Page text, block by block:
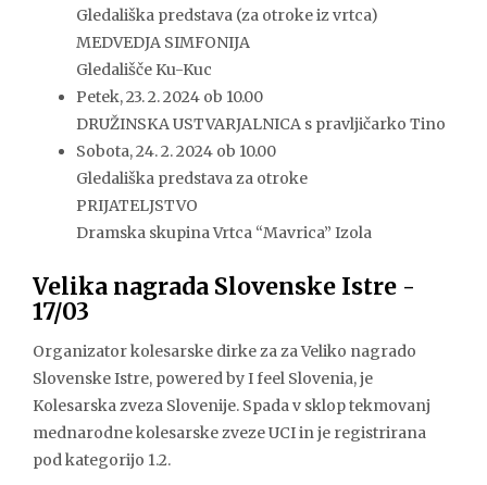
Gledališka predstava (za otroke iz vrtca)
MEDVEDJA SIMFONIJA
Gledališče Ku-Kuc
Petek, 23. 2. 2024 ob 10.00
DRUŽINSKA USTVARJALNICA s pravljičarko Tino
Sobota, 24. 2. 2024 ob 10.00
Gledališka predstava za otroke
PRIJATELJSTVO
Dramska skupina Vrtca “Mavrica” Izola
Velika nagrada Slovenske Istre -
17/03
Organizator kolesarske dirke za za Veliko nagrado
Slovenske Istre, powered by I feel Slovenia, je
Kolesarska zveza Slovenije. Spada v sklop tekmovanj
mednarodne kolesarske zveze UCI in je registrirana
pod kategorijo 1.2.